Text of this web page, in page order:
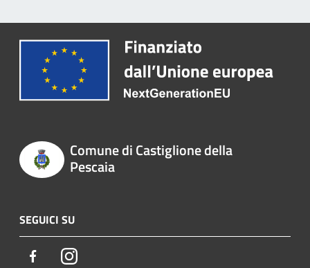
Comune di Castiglione della
Pescaia
SEGUICI SU
FacebookInstagram